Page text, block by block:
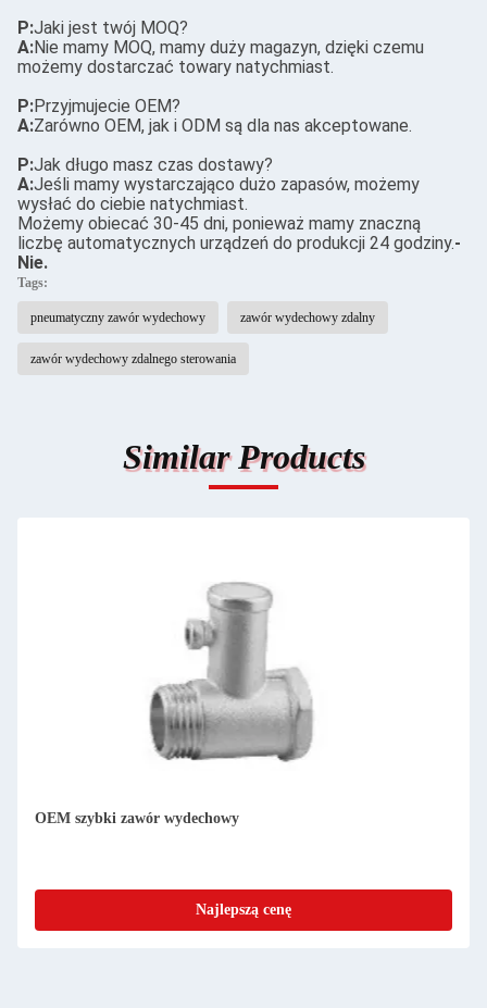
P:Jaki jest twój MOQ?
A:Nie mamy MOQ, mamy duży magazyn, dzięki czemu
możemy dostarczać towary natychmiast.
P:Przyjmujecie OEM?
A:Zarówno OEM, jak i ODM są dla nas akceptowane.
P:Jak długo masz czas dostawy?
A:Jeśli mamy wystarczająco dużo zapasów, możemy
wysłać do ciebie natychmiast.
Możemy obiecać 30-45 dni, ponieważ mamy znaczną
liczbę automatycznych urządzeń do produkcji 24 godziny.-
Nie.
Tags:
pneumatyczny zawór wydechowy zawór wydechowy zdalny
zawór wydechowy zdalnego sterowania
Similar Products
OEM szybki zawór wydechowy
Najlepszą cenę